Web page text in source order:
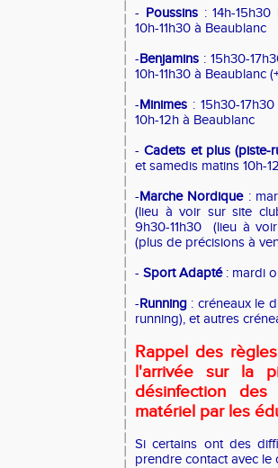
- Poussins: 14h-15h30
10h-11h30 à Beaublanc
-Benjamins : 15h30-
10h-11h30 à Beaublanc
-Minimes : 15h30-
10h-12h à Beaublanc
-Cadets et plus (piste-
et samedis matins 10h-
-Marche Nordique:
(lieu à voir sur site
9h30-11h30 (lieu à
(plus de précisions à
- Sport Adapté: mardi
-Running : créneaux le
running), et autres
Rappel des
l'arrivée sur la
désinfection
matériel par les
Si certains ont des
prendre contact avec le